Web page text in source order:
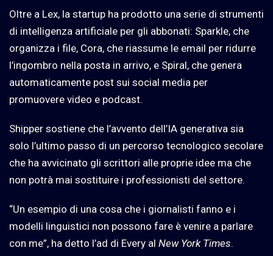
Oltre a Lex, la startup ha prodotto una serie di strumenti
di intelligenza artificiale per gli abbonati: Sparkle, che
organizza i file, Cora, che riassume le email per ridurre
l’ingombro nella posta in arrivo, e Spiral, che genera
automaticamente post sui social media per
promuovere video e podcast.
Shipper sostiene che l’avvento dell’IA generativa sia
solo l’ultimo passo di un percorso tecnologico secolare
che ha avvicinato gli scrittori alle proprie idee ma che
non potrà mai sostituire i professionisti del settore.
“Un esempio di una cosa che i giornalisti fanno e i
modelli linguistici non possono fare è venire a parlare
con me”, ha detto l’ad di Every al New York Times.